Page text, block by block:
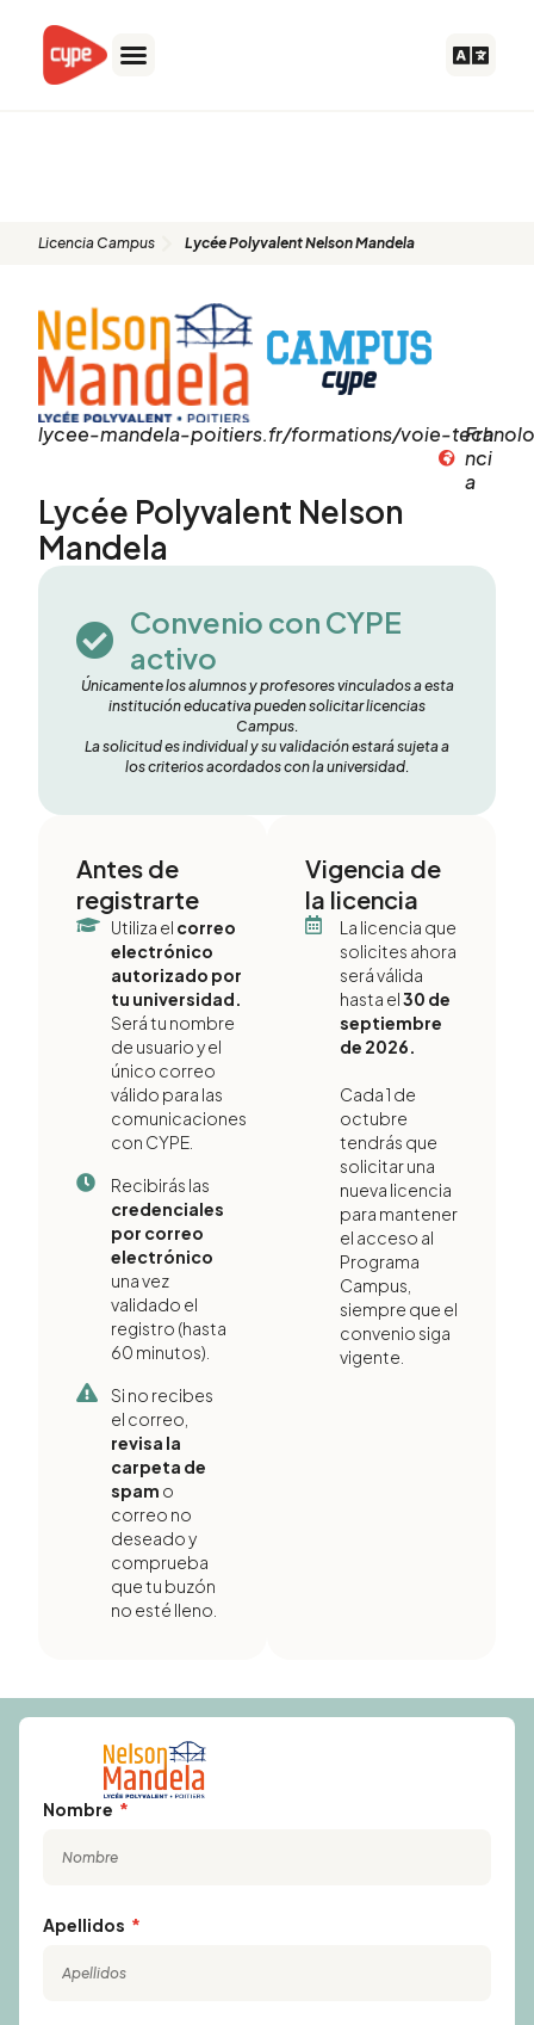
contenido
Licencia Campus Lycée Polyvalent Nelson Mandela
lycee-mandela-poitiers.fr/formations/voie- Fra
nci
a
Lycée Polyvalent Nelson
Mandela
Convenio con CYPE
activo
Únicamente los alumnos y profesores vinculados a esta
institución educativa pueden solicitar licencias
Campus.
La solicitud es individual y su validación estará sujeta a
los criterios acordados con la universidad.
Antes de
registrarte
Utiliza el correo
electrónico
autorizado por
tu universidad.
Será tu nombre
de usuario y el
único correo
válido para las
comunicaciones
con CYPE.
Recibirás las
credenciales
por correo
electrónico
una vez
validado el
registro (hasta
60 minutos).
Si no recibes
el correo,
revisa la
carpeta de
spam o
correo no
deseado y
comprueba
que tu buzón
no esté lleno.
Vigencia de
la licencia
La licencia que
solicites ahora
será válida
hasta el30 de
septiembre
de 2026.
Cada 1 de
octubre
tendrás que
solicitar una
nueva licencia
para mantener
el acceso al
Programa
Campus,
siempre que el
convenio siga
vigente.
Nombre
Apellidos